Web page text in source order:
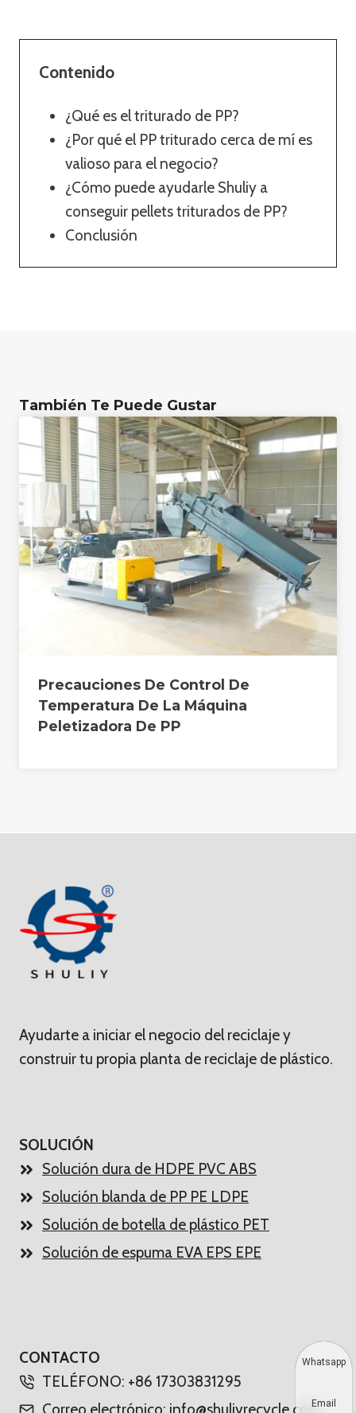
Contenido
¿Qué es el triturado de PP?
¿Por qué el PP triturado cerca de mí es
valioso para el negocio?
¿Cómo puede ayudarle Shuliy a
conseguir pellets triturados de PP?
Conclusión
También Te Puede Gustar
Precauciones De Control De
Temperatura De La Máquina
Peletizadora De PP
Ayudarte a iniciar el negocio del reciclaje y
construir tu propia planta de reciclaje de plástico.
SOLUCIÓN
Solución dura de HDPE PVC ABS
Solución blanda de PP PE LDPE
Solución de botella de plástico PET
Solución de espuma EVA EPS EPE
CONTACTO
TELÉFONO: +86 17303831295
Whatsapp
Email